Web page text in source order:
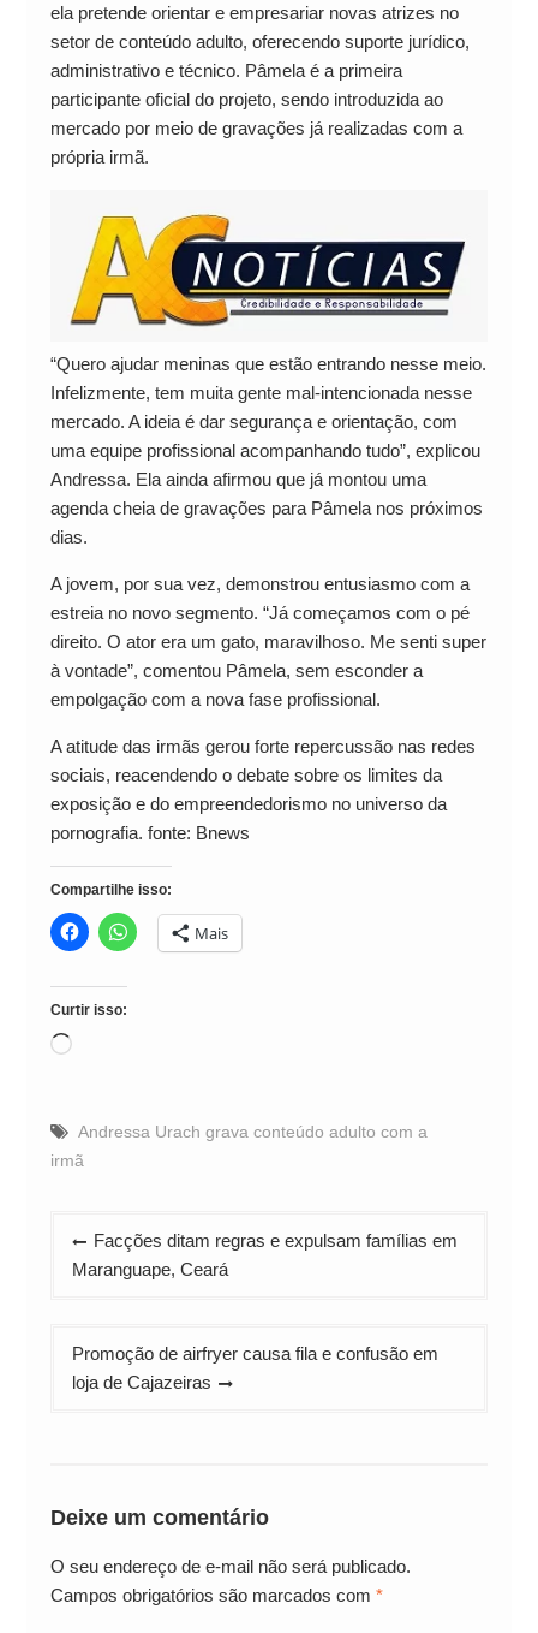
ela pretende orientar e empresariar novas atrizes no
setor de conteúdo adulto, oferecendo suporte jurídico,
administrativo e técnico. Pâmela é a primeira
participante oficial do projeto, sendo introduzida ao
mercado por meio de gravações já realizadas com a
própria irmã.
“Quero ajudar meninas que estão entrando nesse meio.
Infelizmente, tem muita gente mal-intencionada nesse
mercado. A ideia é dar segurança e orientação, com
uma equipe profissional acompanhando tudo”, explicou
Andressa. Ela ainda afirmou que já montou uma
agenda cheia de gravações para Pâmela nos próximos
dias.
A jovem, por sua vez, demonstrou entusiasmo com a
estreia no novo segmento. “Já começamos com o pé
direito. O ator era um gato, maravilhoso. Me senti super
à vontade”, comentou Pâmela, sem esconder a
empolgação com a nova fase profissional.
A atitude das irmãs gerou forte repercussão nas redes
sociais, reacendendo o debate sobre os limites da
exposição e do empreendedorismo no universo da
pornografia. fonte: Bnews
Compartilhe isso:
Mais
Curtir isso:
Carregando...
Andressa Urach grava conteúdo adulto com a
irmã
Navegação
de
Facções ditam regras e expulsam famílias em
Maranguape, Ceará
Promoção de airfryer causa fila e confusão em
loja de Cajazeiras
Deixe um comentário
O seu endereço de e-mail não será publicado.
Campos obrigatórios são marcados com *